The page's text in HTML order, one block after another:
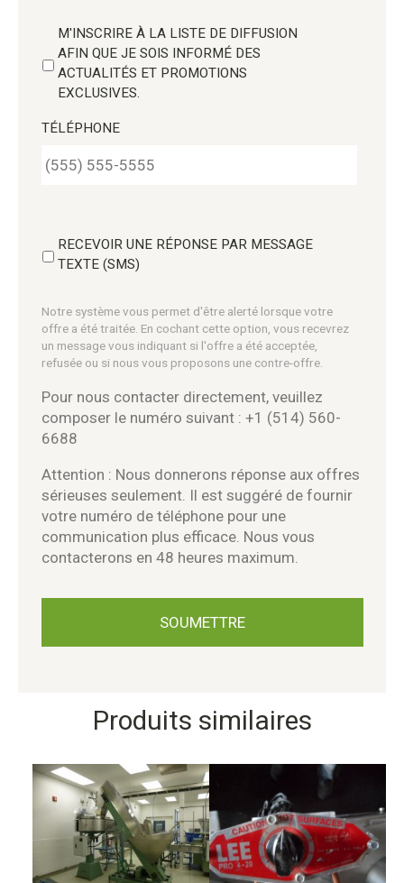
M'INSCRIRE À LA LISTE DE DIFFUSION
AFIN QUE JE SOIS INFORMÉ DES
ACTUALITÉS ET PROMOTIONS
EXCLUSIVES.
TÉLÉPHONE
RECEVOIR UNE RÉPONSE PAR MESSAGE
TEXTE (SMS)
Notre système vous permet d'être alerté lorsque votre
offre a été traitée. En cochant cette option, vous recevrez
un message vous indiquant si l'offre a été acceptée,
refusée ou si nous vous proposons une contre-offre.
Pour nous contacter directement, veuillez
composer le numéro suivant : +1 (514) 560-
6688
Attention : Nous donnerons réponse aux offres
sérieuses seulement. Il est suggéré de fournir
votre numéro de téléphone pour une
communication plus efficace. Nous vous
contacterons en 48 heures maximum.
Produits similaires